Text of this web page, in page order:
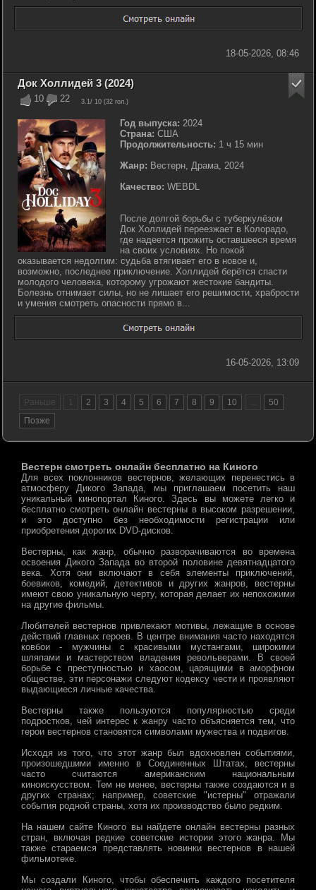
18-05-2026, 08:46
10 22 3.1/ 10 (32 гол.)
Док Холлидей 3 (2024)
Год выпуска: 2024
Страна: США
Продолжительность: 1 ч 15 мин
Жанр: Вестерн, Драма, 2024
Качество: WEBDL
После долгой борьбы с туберкулёзом
Док Холлидей переезжает в Колорадо,
где надеется прожить оставшееся время
на своих условиях. Но покой
оказывается недолгим: судьба втягивает его в новое и,
возможно, последнее приключение. Холлидей берётся спасти
молодого человека, которому угрожают жестокие бандиты.
Болезнь отнимает силы, но не лишает его решимости, храбрости
и умения смотреть опасности прямо в...
16-05-2026, 13:09
Раньше 2 3 4 5 6 7 8 9 10 ...
50
Позже
Вестерн смотреть онлайн бесплатно на Киного
Для всех поклонников вестернов, желающих перенестись в
атмосферу Дикого Запада, мы приглашаем посетить наш
уникальный кинопортал Киного. Здесь вы можете легко и
бесплатно смотреть онлайн вестерны в высоком разрешении,
и это доступно без необходимости регистрации или
приобретения дорогих DVD-дисков.
Вестерны, как жанр, обычно разворачиваются во времена
освоения Дикого Запада во второй половине девятнадцатого
века. Хотя они включают в себя элементы приключений,
боевиков, комедий, детективов и других жанров, вестерны
имеют свою уникальную черту, которая делает их непохожими
на другие фильмы.
Любителей вестернов привлекают мотивы, лежащие в основе
действий главных героев. В центре внимания часто находятся
ковбои - мужчины с красивыми мустангами, широкими
шляпами и мастерством владения револьверами. В своей
борьбе с преступностью и хаосом, царящими в аморфном
обществе, эти персонажи следуют кодексу чести и проявляют
выдающиеся личные качества.
Вестерны также пользуются популярностью среди
подростков, чей интерес к жанру часто объясняется тем, что
герои вестернов становятся символами мужества и подвигов.
Исходя из того, что этот жанр был вдохновлен событиями,
произошедшими именно в Соединенных Штатах, вестерны
часто считаются американским национальным
киноискусством. Тем не менее, вестерны также создаются и в
других странах; например, советские "истерны" отражали
события родной страны, хотя их производство было редким.
На нашем сайте Киного вы найдете онлайн вестерны разных
стран, включая редкие советские истории этого жанра. Мы
также стараемся представлять новинки вестернов в нашей
фильмотеке.
Мы создали Киного, чтобы обеспечить каждого посетителя